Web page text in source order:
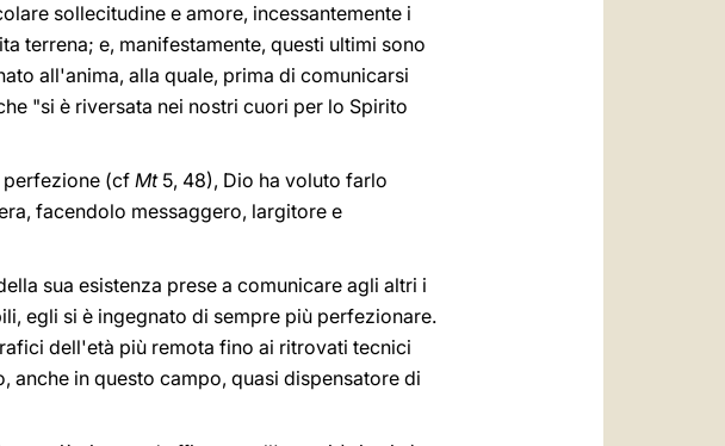
sollecitudine e amore, incessantemente i
terrena; e, manifestamente, questi ultimi sono
all'anima, alla quale, prima di comunicarsi
"si è riversata nei nostri cuori per lo Spirito
perfezione (cf Mt5, 48), Dio ha voluto farlo
facendolo messaggero, largitore e
sua esistenza prese a comunicare agli altri i
egli si è ingegnato di sempre più perfezionare.
dell'età più remota fino ai ritrovati tecnici
in questo campo, quasi dispensatore di